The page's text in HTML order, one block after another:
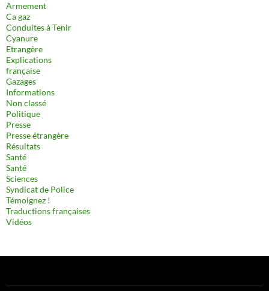
Armement
Ca gaz
Conduites à Tenir
Cyanure
Etrangère
Explications
française
Gazages
Informations
Non classé
Politique
Presse
Presse étrangère
Résultats
Santé
Santé
Sciences
Syndicat de Police
Témoignez !
Traductions françaises
Vidéos